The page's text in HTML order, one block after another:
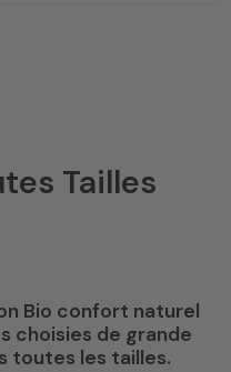
Tailles
Bio confort naturel
choisies de grande
toutes les tailles.